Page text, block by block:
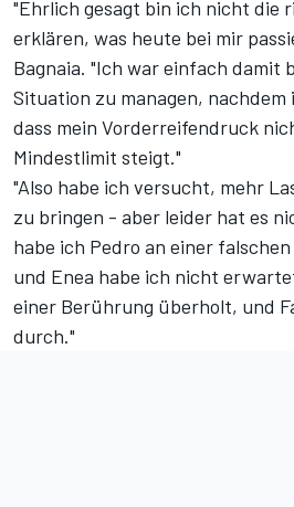
"Ehrlich gesagt bin ich nicht die
erklären, was heute bei mir
Bagnaia. "Ich war einfach damit
Situation zu managen, nachdem
dass mein Vorderreifendruck
Mindestlimit steigt."
"Also habe ich versucht, mehr
zu bringen - aber leider hat es
habe ich Pedro an einer
und Enea habe ich nicht
einer Berührung überholt, und
durch."